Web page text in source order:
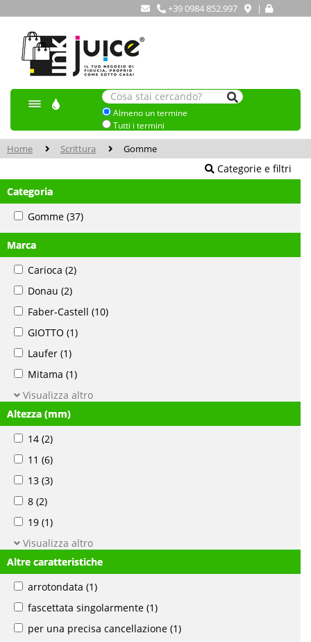
+39 0984 852.997 |
Almeno un termine
Tutti i termini
Home Scrittura Gomme
Categorie e filtri
Categoria
Gomme (37)
Marca
Carioca (2)
Donau (2)
Faber-Castell (10)
GIOTTO (1)
Laufer (1)
Mitama (1)
Visualizza altro
Altezza (mm)
14 (2)
11 (6)
13 (3)
8 (2)
19 (1)
Visualizza altro
Altre caratteristiche
arrotondata (1)
fascettata singolarmente (1)
per una precisa cancellazione (1)